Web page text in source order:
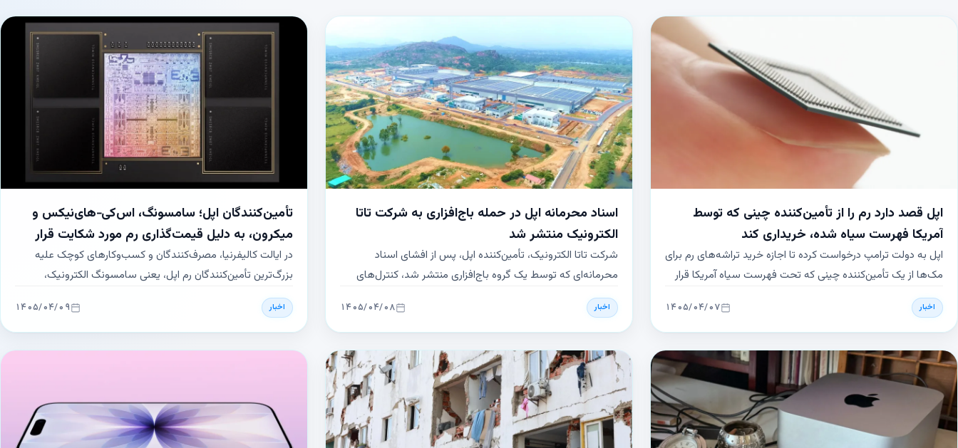
تأمین‌کنندگان اپل؛ سامسونگ، اس‌کی‑های‌نیکس و
میکرون، به دلیل قیمت‌گذاری رم مورد شکایت قرار
گرفتند
در ایالت کالیفرنیا، مصرف‌کنندگان و کسب‌وکارهای کوچک علیه
بزرگ‌ترین تأمین‌کنندگان رم اپل، یعنی سامسونگ الکترونیک،
اس‌کی‑های‌نیکس و میکرون، شکایت کرده‌اند. این شکایت‌ها ادعا
می‌کند که این شرکت‌ها به‌طور هماهنگ تولید DRAM را کاهش
داده‌اند تا قیمت حافظه‌ها را بالا ببرند. نتیجه این اقدامات، افزایش
هزینه‌های رم برای اپل و کاربران نهایی شده است.
اخبار ۱۴۰۵/۰۴/۰۹
اسناد محرمانه اپل در حمله باج‌افزاری به شرکت تاتا
الکترونیک منتشر شد
شرکت تاتا الکترونیک، تأمین‌کننده اپل، پس از افشای اسناد
محرمانه‌ای که توسط یک گروه باج‌افزاری منتشر شد، کنترل‌های
امنیتی داخلی خود را تقویت کرد و برای مشاوره و پیاده‌سازی
راهکارهای پیشرفته، یک مشاور جهانی استخدام کرد. این اقدام‌ها
برای جلوگیری از نفوذهای مشابه و حفاظت از اطلاعات حساس
مشتریان بزرگ مانند اپل انجام شد.
اخبار ۱۴۰۵/۰۴/۰۸
اپل قصد دارد رم را از تأمین‌کننده چینی که توسط
آمریکا فهرست سیاه شده، خریداری کند
اپل به دولت ترامپ درخواست کرده تا اجازه خرید تراشه‌های رم برای
مک‌ها از یک تأمین‌کننده چینی که تحت فهرست سیاه آمریکا قرار
دارد، را بدهد. این اقدام به منظور کاهش فشار قیمتی ناشی از
بحران جهانی حافظه انجام می‌شود.
اخبار ۱۴۰۵/۰۴/۰۷